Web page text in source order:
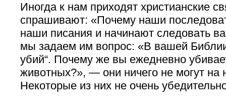
Иногда к нам приходят христианские
спрашивают: «Почему наши
наши писания и начинают следовать
мы задаем им вопрос: «В вашей
убий“. Почему же вы ежедневно
животных?», — они ничего не могут на
Некоторые из них не очень